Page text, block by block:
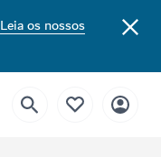
Leia os nossos